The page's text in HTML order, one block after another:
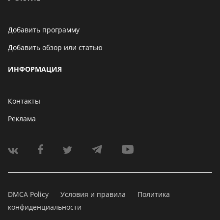
Добавить программу
Добавить обзор или статью
ИНФОРМАЦИЯ
Контакты
Реклама
DMCA Policy Условия и правила
Политика
конфиденциальности